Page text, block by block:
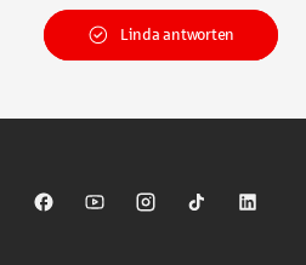
Linda antworten
Sparkasse auf Facebook
Sparkasse auf Youtube
Sparkasse aufSparkasse auf